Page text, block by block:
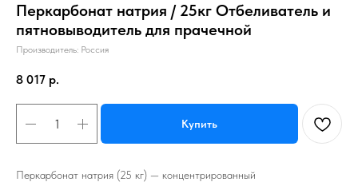
Перкарбонат натрия / 25кг Отбеливатель и
пятновыводитель для прачечной
Производитель: Россия
8 017 р.
Купить
Перкарбонат натрия (25 кг) — концентрированный